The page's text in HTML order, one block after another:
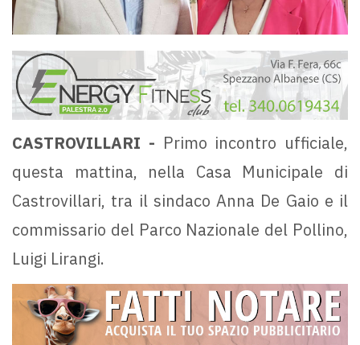
CASTROVILLARI - Primo incontro ufficiale,
questa mattina, nella Casa Municipale di
Castrovillari, tra il sindaco Anna De Gaio e il
commissario del Parco Nazionale del Pollino,
Luigi Lirangi.